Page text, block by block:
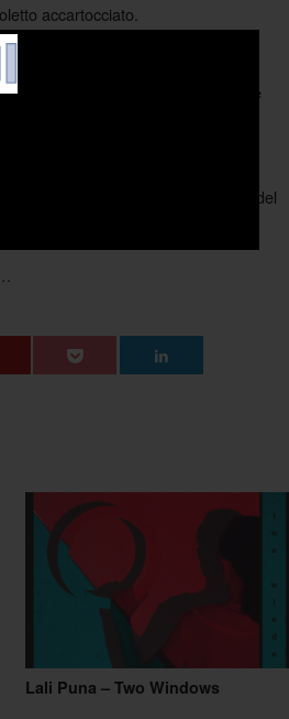
accartocciato.
stile di Immanuel, quello zeppo di
messi un pò da parte: ormai come
inquadrato nel contesto
crude ed efficaci che da un autore del
Lali Puna – Two Windows